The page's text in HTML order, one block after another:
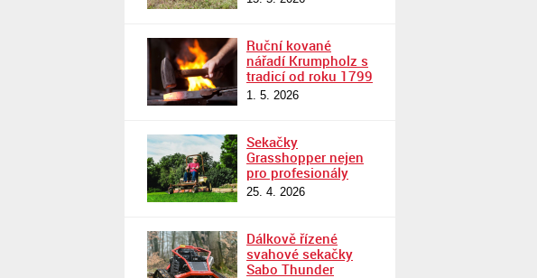
Ruční kované
nářadí Krumpholz s
tradicí od roku 1799
1. 5. 2026
Sekačky
Grasshopper nejen
pro profesionály
25. 4. 2026
Dálkově řízené
svahové sekačky
Sabo Thunder